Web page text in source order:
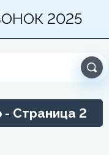
2025
Страница 2